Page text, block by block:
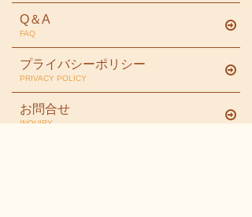
Q＆A
FAQ
プライバシーポリシー
PRIVACY POLICY
お問合せ
INQUIRY